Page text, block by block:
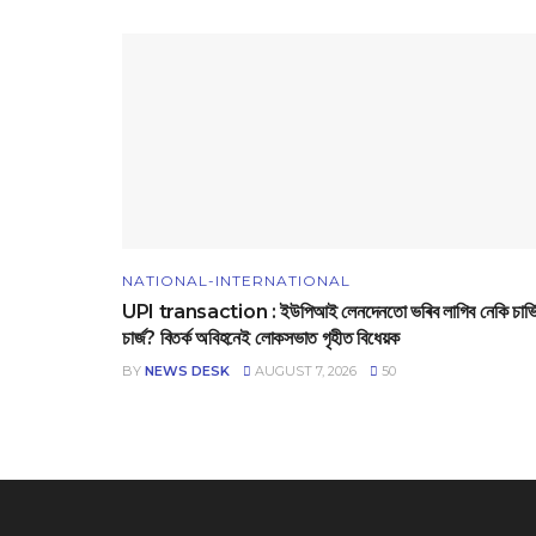
NATIONAL-INTERNATIONAL
UPI transaction : ইউপিআই লেনদেনতো ভৰিব লাগিব নেকি
চাৰ্জ? বিতৰ্ক অবিহনেই লোকসভাত গৃহীত বিধেয়ক
BY NEWS DESK AUGUST 7, 2026 50